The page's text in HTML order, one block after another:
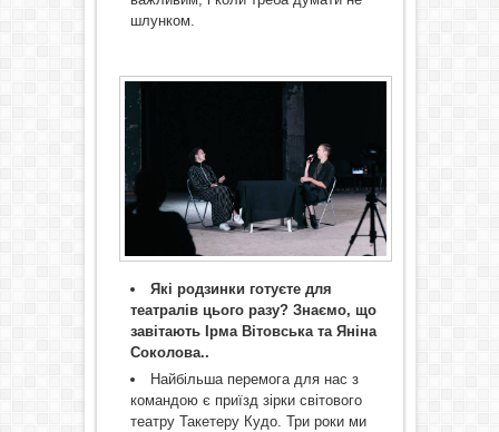
шлунком.
Які родзинки готуєте для
театралів цього разу? Знаємо, що
завітають Ірма Вітовська та Яніна
Соколова..
Найбільша перемога для нас з
командою є приїзд зірки світового
театру Такетеру Кудо. Три роки ми